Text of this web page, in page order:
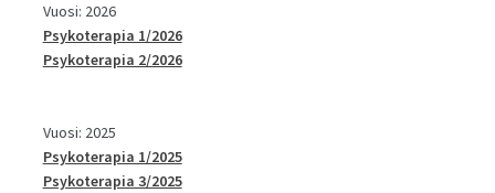
Vuosi: 2026
Psykoterapia 1/2026
Psykoterapia 2/2026
Vuosi: 2025
Psykoterapia 1/2025
Psykoterapia 3/2025